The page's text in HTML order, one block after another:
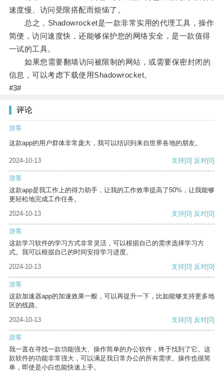
速度慢、访问受限搭配而烦恼了。
总之，Shadowrocket是一款非常实用的代理工具，操作
简便，访问速度快，还能够保护您的网络安全，是一款值得
一试的工具。
如果您需要翻墙访问被限制的网站，或需要保密封闭的
信息，可以考虑下载使用Shadowrocket。
#3#
评论
游客
这款app的用户群体非常庞大，我可以结识到来自世界各地的朋友。
2024-10-13 支持[0] 反对[0]
游客
这款app是我工作上的得力助手，让我的工作效率提高了50%，让我能够
更轻松地完成工作任务。
2024-10-13
支持[0] 反对[0]
游客
这款学习软件的学习方式非常灵活，可以根据自己的需求选择学习方
式。我可以根据自己的时间安排学习进度。
2024-10-13
支持[0] 反对[0]
游客
这款加速器app的加速效果一般，可以再提升一下，比如能够支持更多地
区的线路。
2024-10-13
支持[0] 反对[0]
游客
我一直在寻找一款功能强大、操作简单的办公软件，终于找到了它。这
款软件的功能非常强大，可以满足我日常办公的所有需求。操作也很简
单，即使是小白也能快速上手。